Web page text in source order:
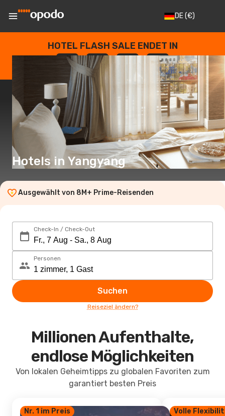
DE(€)
HOTEL FLASH SALE ENDET IN
--
TAGE
: --
STUNDEN
: --
SEKUNDEN
Hotels in Yangyang
Ausgewählt von 8M+ Prime-Reisenden
Check-In / Check-Out
Personen
Suchen
Reiseziel ändern?
Millionen Aufenthalte,
endlose Möglichkeiten
Von lokalen Geheimtipps zu globalen Favoriten zum
garantiert besten Preis
Nr. 1 im Preis Volle